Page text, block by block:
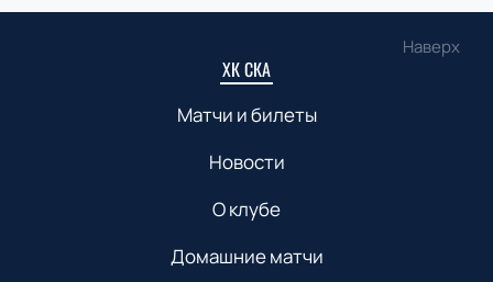
Наверх
ХК СКА
Матчи и билеты
Новости
О клубе
Домашние матчи